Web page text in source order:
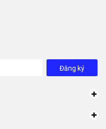
Đăng ký